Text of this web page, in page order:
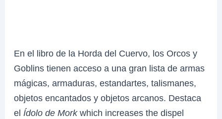
En el libro de la Horda del Cuervo, los Orcos y
Goblins tienen acceso a una gran lista de armas
mágicas, armaduras, estandartes, talismanes,
objetos encantados y objetos arcanos. Destaca
el Ídolo de Morkwhich increases the dispel